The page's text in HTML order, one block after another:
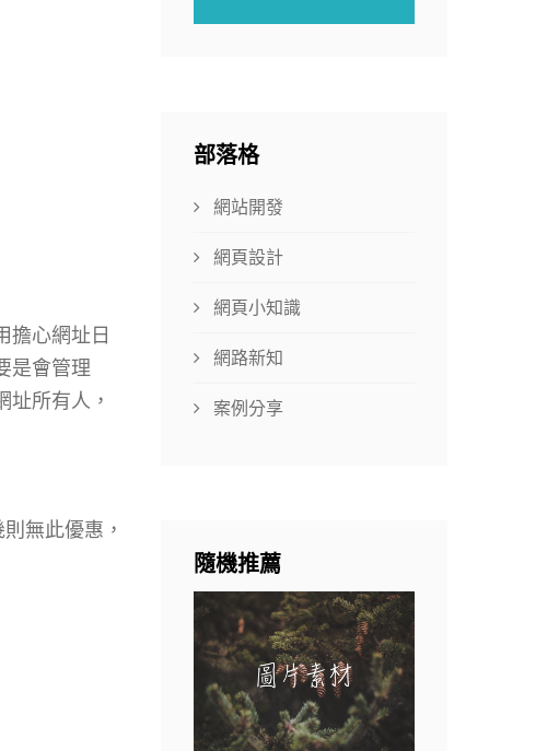
擔心網址日
是會管理
所有人，
無此優惠，
部落格
網站開發
網頁設計
網頁小知識
網路新知
案例分享
隨機推薦